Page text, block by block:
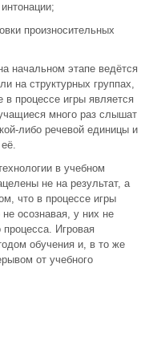
произносительных
начальном этапе ведётся
на структурных группах,
процессе игры является
много раз слышат
либо речевой единицы и
в учебном
не на результат, а
что в процессе игры
осознавая, у них не
Игровая
обучения и, в то же
от учебного